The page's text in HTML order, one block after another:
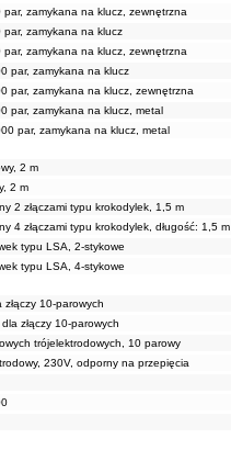
zamykana na klucz, zewnętrzna
zamykana na klucz
zamykana na klucz, zewnętrzna
par, zamykana na klucz
par, zamykana na klucz, zewnętrzna
par, zamykana na klucz, metal
par, zamykana na klucz, metal
2 m
2 m
2 złączami typu krokodylek, 1,5 m
4 złączami typu krokodylek, długość: 1,5 m
typu LSA, 2-stykowe
typu LSA, 4-stykowe
złączy 10-parowych
złączy 10-parowych
trójelektrodowych, 10 parowy
230V, odporny na przepięcia